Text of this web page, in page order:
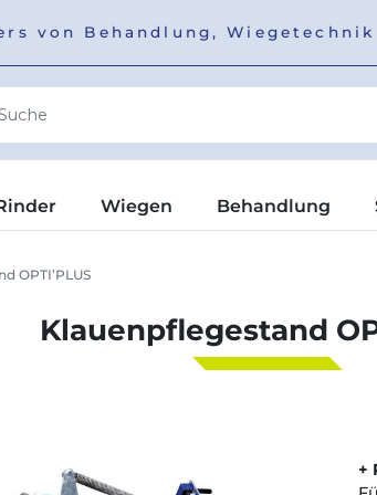
von Behandlung,
Wiegen Behandlung
OPTI’PLUS
Klauenpflegestand
+